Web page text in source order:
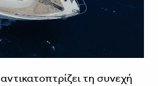
τη συνεχή